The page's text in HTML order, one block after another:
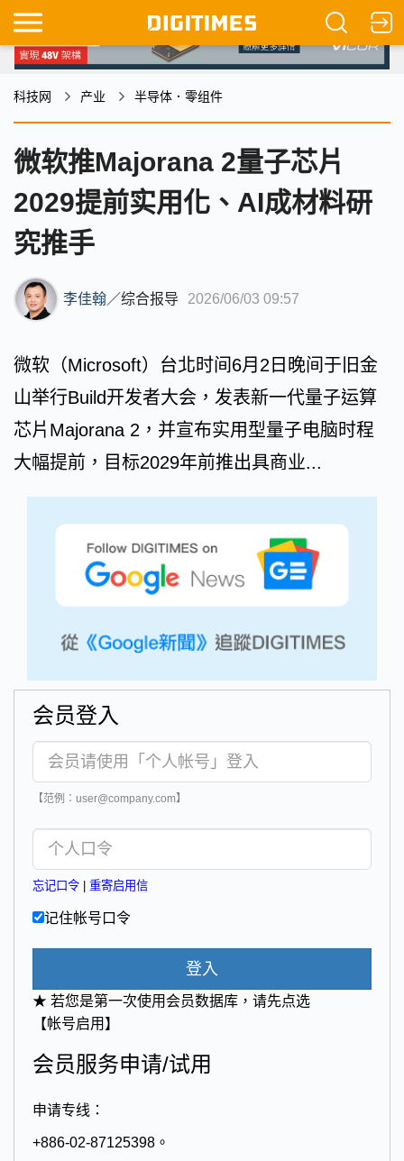
科技网 产业 半导体．零组件
微软推Majorana 2量子芯片
2029提前实用化、AI成材料研
究推手
李佳翰／综合报导 2026/06/03 09:57
微软（Microsoft）台北时间6月2日晚间于旧金
山举行Build开发者大会，发表新一代量子运算
芯片Majorana 2，并宣布实用型量子电脑时程
大幅提前，目标2029年前推出具商业...
会员登入
【范例：user@company.com】
忘记口令 重寄启用信
记住帐号口令
登入
★ 若您是第一次使用会员数据库，请先点选
【帐号启用】
会员服务申请/试用
申请专线：
+886-02-87125398。